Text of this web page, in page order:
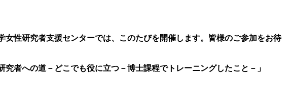
性研究者支援センターでは、このたびを開催します。皆様のご参加をお待
者への道－どこでも役に立つ－博士課程でトレーニングしたこと－」